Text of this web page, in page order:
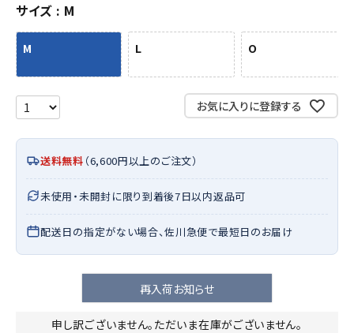
サイズ M
M L O
お気に入りに登録する
送料無料 （6,600円以上のご注文）
未使用・未開封に限り到着後7日以内返品可
配送日の指定がない場合、佐川急便で最短日のお届け
再入荷お知らせ
申し訳ございません。ただいま在庫がございません。